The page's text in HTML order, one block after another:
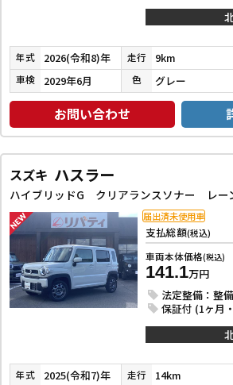
年式 2026(令和8)年 走行 9km
車検 2029年6月 色 グレー
お問い合わせ
スズキ ハスラー
支払総額(税込)
車両本体価格(税込)
141.1万円
法定整備：整
保証付 (1ヶ月
届出済未使用車
年式 2025(令和7)年 走行 14km